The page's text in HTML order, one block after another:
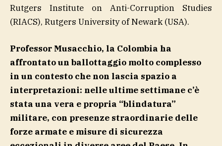
Rutgers Institute on Anti-Corruption Studies
(RIACS), Rutgers University of Newark (USA).
Professor Musacchio, la Colombia ha
affrontato un ballottaggio molto complesso
in un contesto che non lascia spazio a
interpretazioni: nelle ultime settimane c’è
stata una vera e propria “blindatura”
militare, con presenze straordinarie delle
forze armate e misure di sicurezza